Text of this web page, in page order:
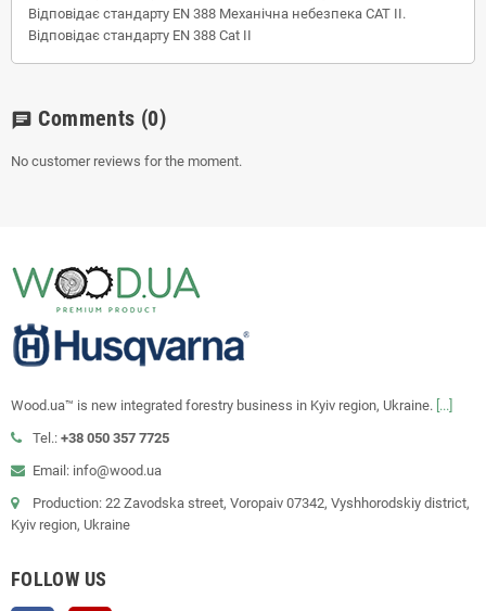
Відповідає стандарту EN 388 Механічна небезпека CAT II.
Відповідає стандарту EN 388 Cat II
chat Comments (0)
No customer reviews for the moment.
Wood.ua™ is new integrated forestry business in Kyiv region, Ukraine. [...]
Tel.: +38 050 357 7725
Email: info@wood.ua
Production: 22 Zavodska street, Voropaiv 07342, Vyshhorodskiy district,
Kyiv region, Ukraine
FOLLOW US